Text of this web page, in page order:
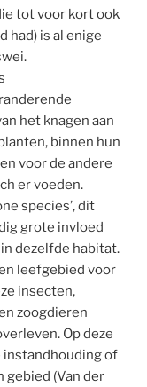
tot voor kort ook
had) is al enige
het knagen aan
binnen hun
voor de andere
er voeden.
species’, dit
grote invloed
dezelfde habitat.
leefgebied voor
insecten,
zoogdieren
Op deze
instandhouding of
gebied (Van der